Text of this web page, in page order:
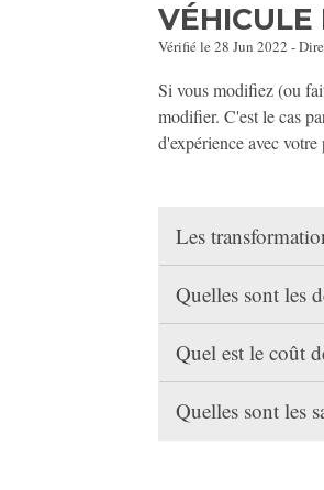
VÉHICULE
Vérifié le 28 Jun 2022 -
Si vous modifiez (ou
modifier. C'est le cas
d'expérience avec
Les
Quelles sont les
Quel est le coût
Quelles sont les